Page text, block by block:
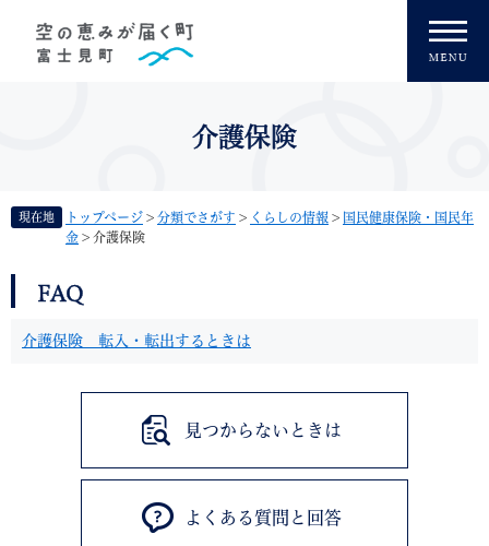
介護保険
現在地 トップページ > 分類でさがす > くらしの情報 > 国民健康保険・国民年
金 > 介護保険
文
FAQ
介護保険 転入・転出するときは
見つからないときは
よくある質問と回答